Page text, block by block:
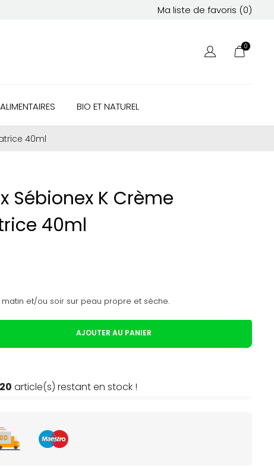
Ma liste de favoris (0)
0
BIO ET NATUREL
40ml
Sébionex K Crème
40ml
matin et/ou soir sur peau propre et sèche.
AJOUTER AU PANIER
20 article(s) restant en stock !